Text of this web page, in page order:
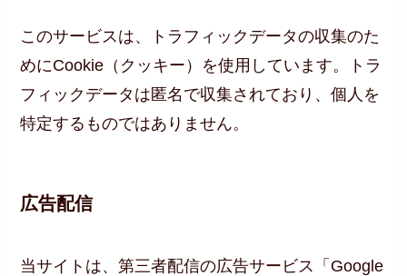
このサービスは、トラフィックデータの収集のた
めにCookie（クッキー）を使用しています。トラ
フィックデータは匿名で収集されており、個人を
特定するものではありません。
広告配信
当サイトは、第三者配信の広告サービス「Google